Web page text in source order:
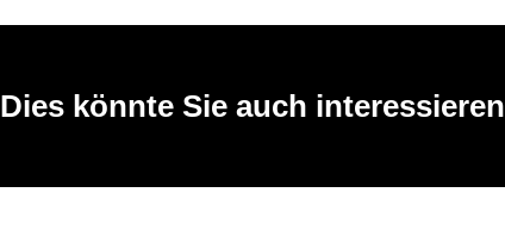
Dies könnte Sie auch interessieren